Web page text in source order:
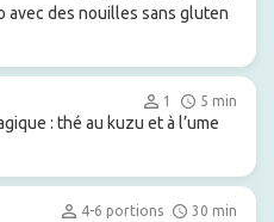
avec des nouilles sans gluten
1 5 min
: thé au kuzu et à l’ume
4-6 portions 30 min